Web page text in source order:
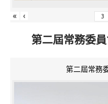
« ‹
第二屆常務委
第二屆常務